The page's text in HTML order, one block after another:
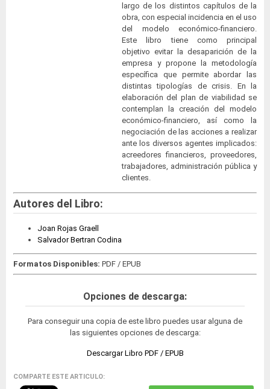
largo de los distintos capítulos de la
obra, con especial incidencia en el uso
del modelo económico-financiero.
Este libro tiene como principal
objetivo evitar la desaparición de la
empresa y propone la metodología
específica que permite abordar las
distintas tipologías de crisis. En la
elaboración del plan de viabilidad se
contemplan la creación del modelo
económico-financiero, así como la
negociación de las acciones a realizar
ante los diversos agentes implicados:
acreedores financieros, proveedores,
trabajadores, administración pública y
clientes.
Autores del Libro:
Joan Rojas Graell
Salvador Bertran Codina
Formatos Disponibles: PDF / EPUB
Opciones de descarga:
Para conseguir una copia de este libro puedes usar alguna de
las siguientes opciones de descarga:
Descargar Libro PDF / EPUB
COMPARTE ESTE ARTICULO: